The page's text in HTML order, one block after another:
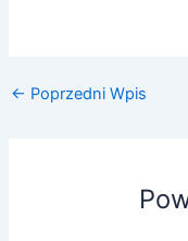
← Poprzedni Wpis